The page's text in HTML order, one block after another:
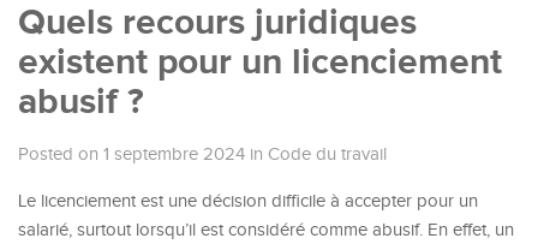
Quels recours juridiques
existent pour un licenciement
abusif ?
Posted on 1 septembre 2024 in Code du travail
Le licenciement est une décision difficile à accepter pour un
salarié, surtout lorsqu’il est considéré comme abusif. En effet, un